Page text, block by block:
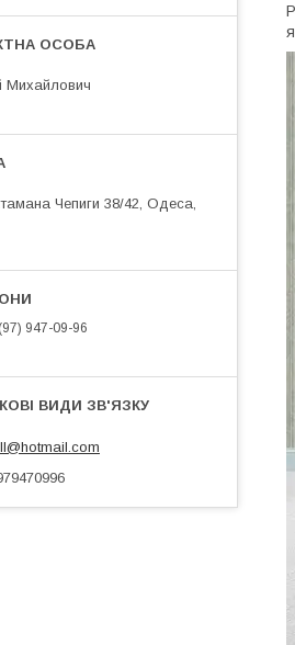
Михайлович
Чепиги 38/42, Одеса,
947-09-96